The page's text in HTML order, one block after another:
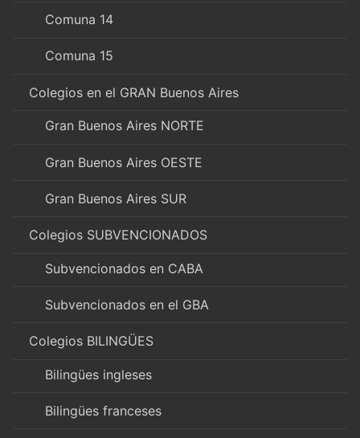
Comuna 14
Comuna 15
Colegios en el GRAN Buenos Aires
Gran Buenos Aires NORTE
Gran Buenos Aires OESTE
Gran Buenos Aires SUR
Colegios SUBVENCIONADOS
Subvencionados en CABA
Subvencionados en el GBA
Colegios BILINGÜES
Bilingües ingleses
Bilingües franceses